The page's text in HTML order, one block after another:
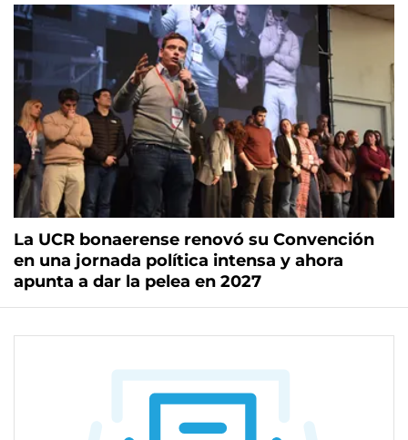
La UCR bonaerense renovó su Convención
en una jornada política intensa y ahora
apunta a dar la pelea en 2027